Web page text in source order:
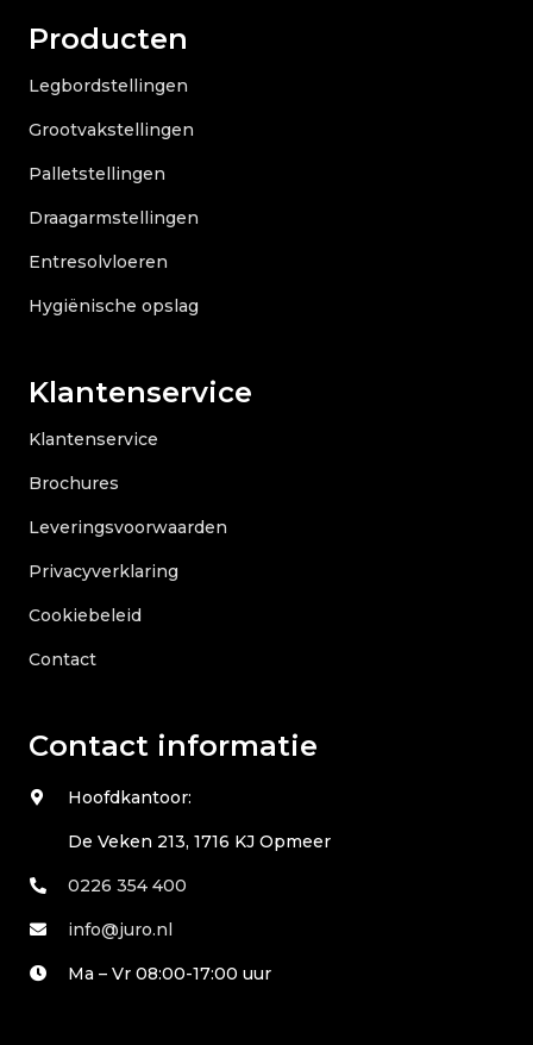
Producten
Legbordstellingen
Grootvakstellingen
Palletstellingen
Draagarmstellingen
Entresolvloeren
Hygiënische opslag
Klantenservice
Klantenservice
Brochures
Leveringsvoorwaarden
Privacyverklaring
Cookiebeleid
Contact
Contact informatie
Hoofdkantoor:
De Veken 213, 1716 KJ Opmeer
0226 354 400
info@juro.nl
Ma – Vr 08:00-17:00 uur